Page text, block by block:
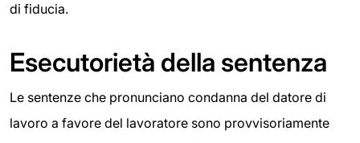
di fiducia.
Esecutorietà della sentenza
Le sentenze che pronunciano condanna del datore di
lavoro a favore del lavoratore sono provvisoriamente